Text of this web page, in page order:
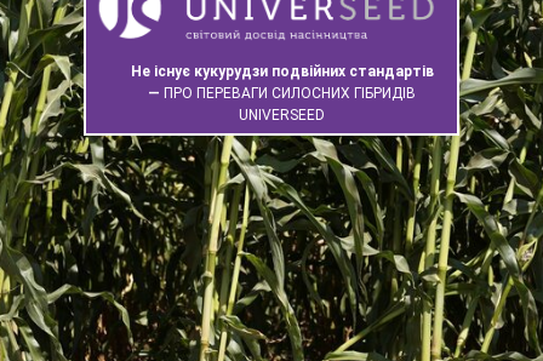
Не існує кукурудзи подвійних стандартів
— ПРО ПЕРЕВАГИ СИЛОСНИХ ГІБРИДІВ
UNIVERSEED